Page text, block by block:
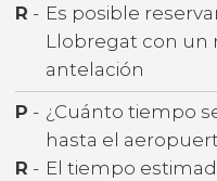
R - Es posible
Llobregat con un
antelación
P - ¿Cuánto tiempo
hasta el
R - El tiempo